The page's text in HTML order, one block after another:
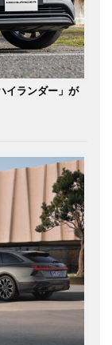
イランダー」が